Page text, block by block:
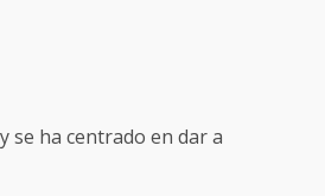
se ha centrado en dar a